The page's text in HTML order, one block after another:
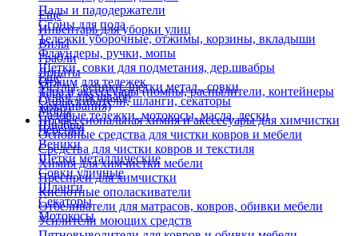
Пады и падодержатели
Сгоны для пола
Тележки уборочные, отжимы, корзины, вкладыши
Флаундеры, ручки, мопы
Щетки, совки для подметания, дер.швабры
Отжим для тележек
Ручки для швабр
Мопы
Швабры
Еще
Инвентарь для уборки улиц
Вилы
Грабли
Лопаты
Метлы, веники, щетки метал., совки
Опрыскиватели, шланги, секаторы
Садовые тележки, мотокосы, масла, лески
Черенки
Веники
Щетки металлические
Совки уличные
Шланги
Секаторы
Мотокосы
Еще
Тара и аксессуары (помпы, распылители, контейнеры
замачивания)
Профессиональная химия и акссесуары для химчистки
Основные средства для чистки ковров и мебели
Средства для чистки ковров и текстиля
Химия для химчистки мебели
Преспреи для химчистки
Кислотные ополаскиватели
Отбеливатели для матрасов, ковров, обивки мебели
Усилители моющих средств